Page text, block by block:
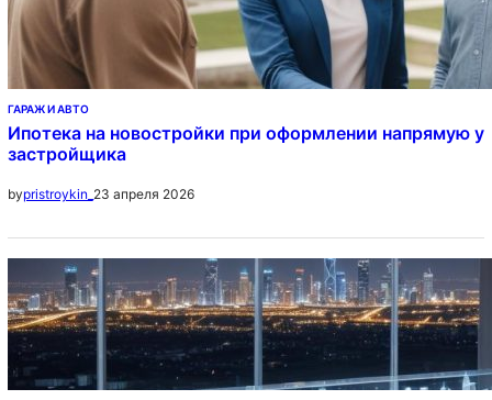
ГАРАЖ И АВТО
Ипотека на новостройки при оформлении напрямую у
застройщика
bypristroykin_ 23 апреля 2026